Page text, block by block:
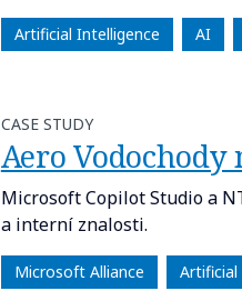
Artificial Intelligence AI
CASE STUDY
Aero
Microsoft Copilot Studio a
a interní znalosti.
Microsoft Alliance Artificial